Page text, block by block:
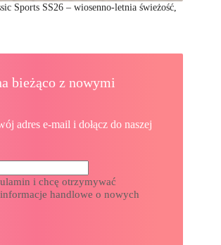
Sports SS26 – wiosenno-letnia świeżość,
bieżąco z nowymi
adres e-mail i dołącz do naszej
i chcę otrzymywać
handlowe o nowych